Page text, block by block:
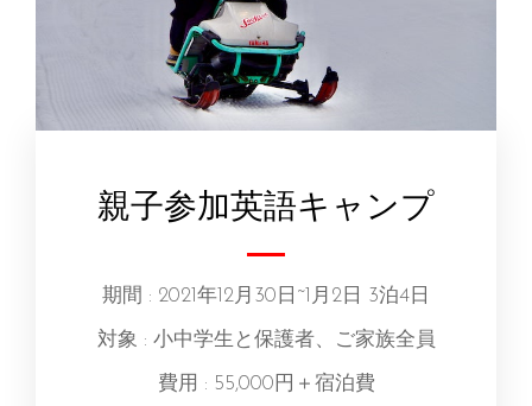
親子参加英語キャンプ
期間 : 2021年12月30日~1月2日 3泊4日
対象 : 小中学生と保護者、ご家族全員
費用 : 55,000円＋宿泊費